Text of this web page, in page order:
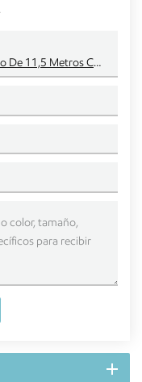
GS-A04 Casa Cápsula Modular De Lujo De 11,5 Metros Con Balcón